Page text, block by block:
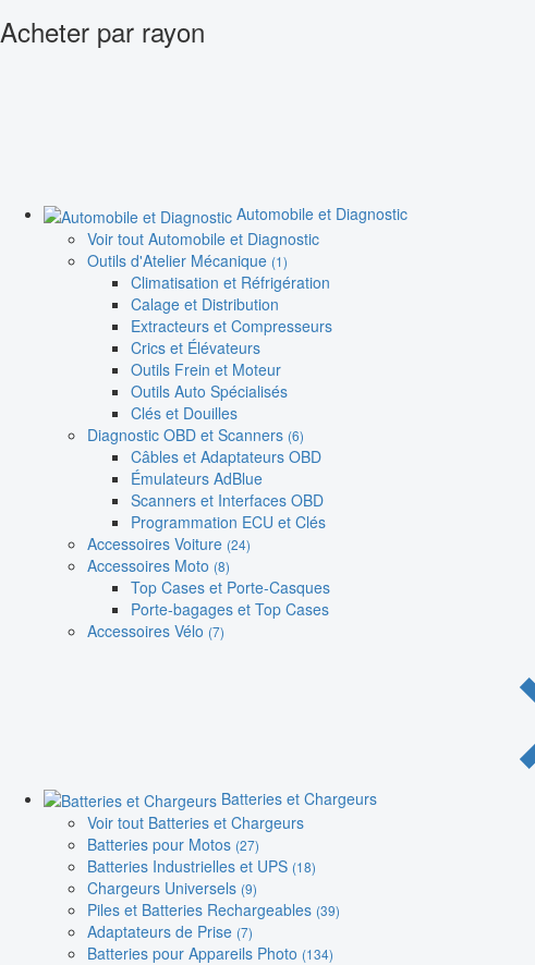
Acheter par rayon
Automobile et Diagnostic
Voir tout Automobile et Diagnostic
Outils d'Atelier Mécanique (1)
Climatisation et Réfrigération
Calage et Distribution
Extracteurs et Compresseurs
Crics et Élévateurs
Outils Frein et Moteur
Outils Auto Spécialisés
Clés et Douilles
Diagnostic OBD et Scanners (6)
Câbles et Adaptateurs OBD
Émulateurs AdBlue
Scanners et Interfaces OBD
Programmation ECU et Clés
Accessoires Voiture (24)
Accessoires Moto (8)
Top Cases et Porte-Casques
Porte-bagages et Top Cases
Accessoires Vélo (7)
Batteries et Chargeurs
Voir tout Batteries et Chargeurs
Batteries pour Motos (27)
Batteries Industrielles et UPS (18)
Chargeurs Universels (9)
Piles et Batteries Rechargeables (39)
Adaptateurs de Prise (7)
Batteries pour Appareils Photo (134)